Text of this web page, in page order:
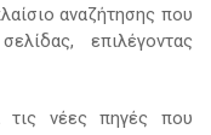
αναζήτησης που
επιλέγοντας
τις νέες πηγές που